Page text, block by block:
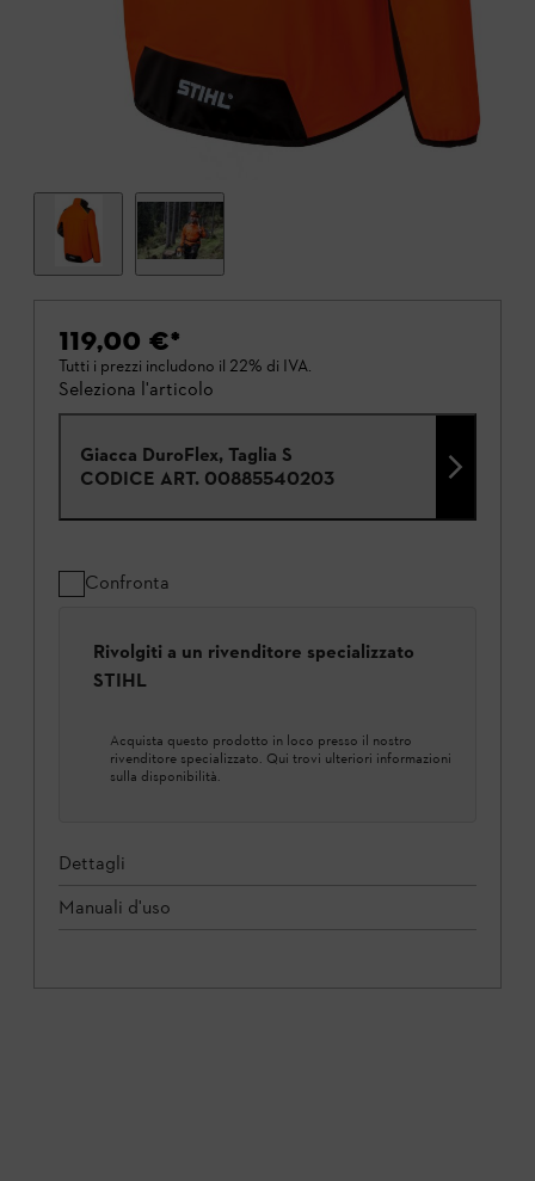
119,00 €*
Tutti i prezzi includono il 22% di IVA.
Seleziona l'articolo
Giacca DuroFlex, Taglia S
CODICE ART. 00885540203
Confronta
Rivolgiti a un rivenditore specializzato
STIHL
Acquista questo prodotto in loco presso il nostro
rivenditore specializzato. Qui trovi ulteriori informazioni
sulla disponibilità.
Dettagli
Manuali d'uso